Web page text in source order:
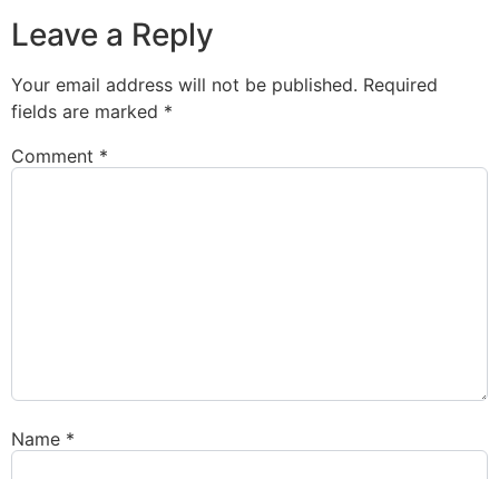
Leave a Reply
Your email address will not be published. Required
fields are marked *
Comment *
Name *